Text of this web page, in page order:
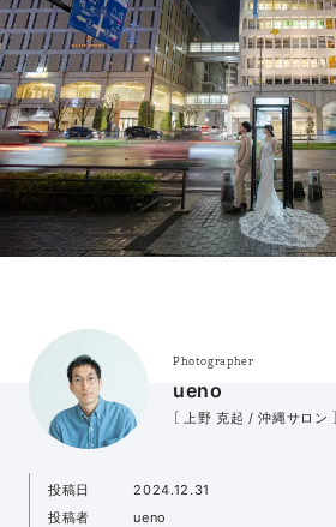
Photographer
ueno
［ 上野 克起 / 沖縄サロン ］
投稿日
2024.12.31
投稿者
ueno